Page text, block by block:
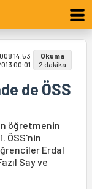
14:53
00:01
Okuma
2 dakika
de ÖSS
öğretmenin
ÖSS'nin
Erdal
Say ve